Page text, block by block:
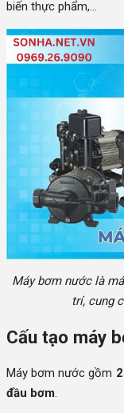
biến thực phẩm,...
Máy bơm nước là
trí, cung
Cấu tạo máy
Máy bơm nước gồm
đầu bơm